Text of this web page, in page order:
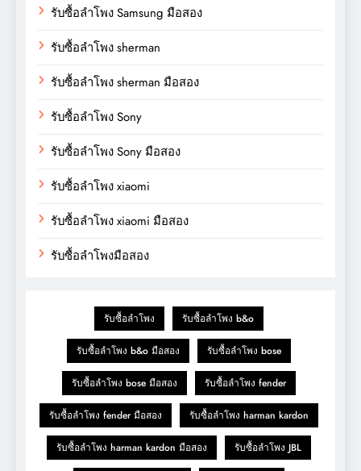
รับซื้อลำโพง Samsung มือสอง
รับซื้อลำโพง sherman
รับซื้อลำโพง sherman มือสอง
รับซื้อลำโพง Sony
รับซื้อลำโพง Sony มือสอง
รับซื้อลำโพง xiaomi
รับซื้อลำโพง xiaomi มือสอง
รับซื้อลำโพงมือสอง
รับซื้อลำโพง รับซื้อลำโพง b&o
รับซื้อลำโพง b&o มือสอง รับซื้อลำโพง bose
รับซื้อลำโพง bose มือสอง รับซื้อลำโพง fender
รับซื้อลำโพง fender มือสอง รับซื้อลำโพง harman kardon
รับซื้อลำโพง harman kardon มือสอง รับซื้อลำโพง JBL